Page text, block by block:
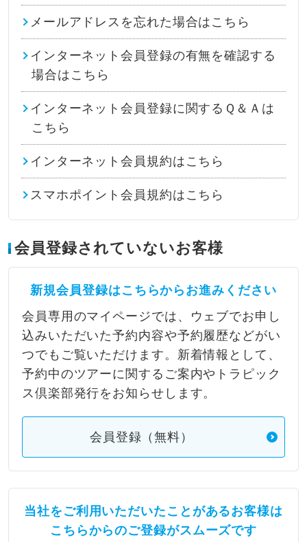
メールアドレスを忘れた場合はこちら
インターネット会員登録の有無を確認する
場合はこちら
インターネット会員登録に関するＱ＆Ａは
こちら
インターネット会員規約はこちら
スマホポイント会員規約はこちら
会員登録されていないお客様
新規会員登録はこちらからお進みください
会員専用のマイページでは、ウェブでお申し
込みいただいた予約内容や予約履歴などがい
つでもご覧いただけます。新着情報として、
予約中のツアーに関するご案内やトラピック
ス倶楽部発行をお知らせします。
会員登録（無料）
当社をご利用いただいたことがあるお客様は
こちらからのご登録がスムーズです